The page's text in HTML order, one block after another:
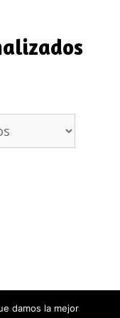
damos la mejor